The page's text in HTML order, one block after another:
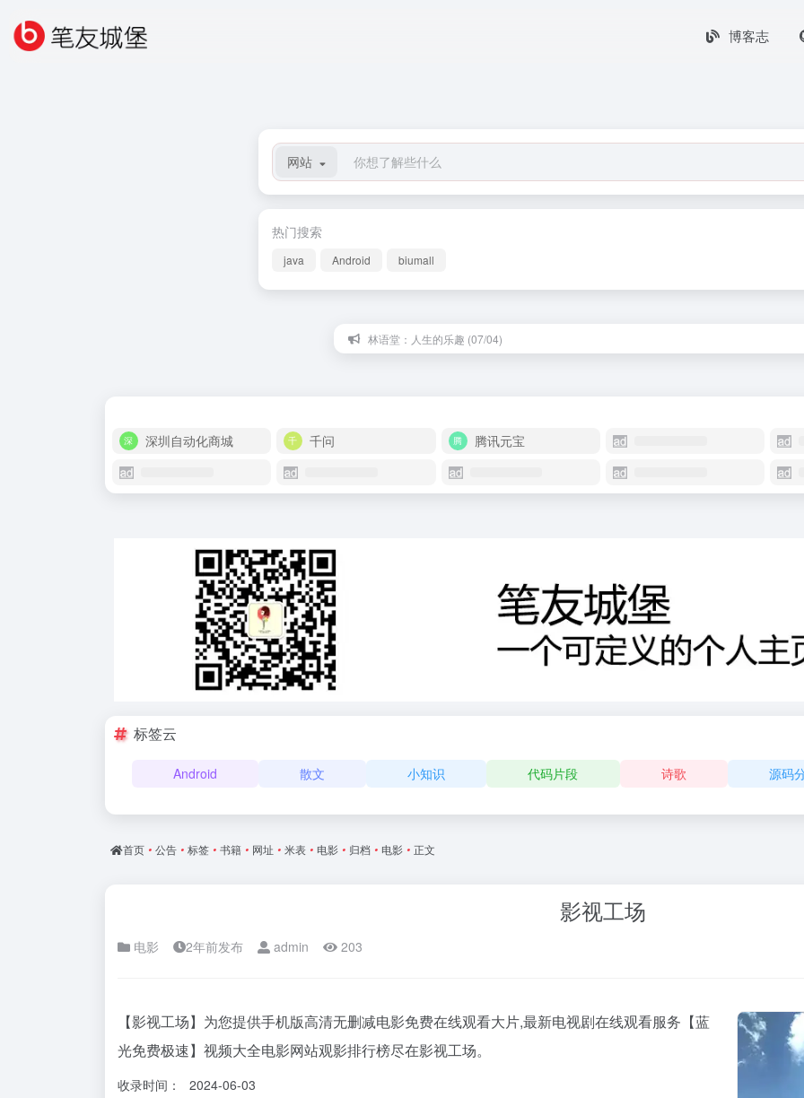
博客志
网站
热门搜索
java Android biumall
林语堂：人生的乐趣 (07/04)
深圳自动化商城 千问 腾讯元宝
标签云
Android 散文 小知识 代码片段 诗歌 源码
首页 • 公告 • 标签 • 书籍 • 网址 • 米表 • 电影 • 归档 • 电影 • 正文
影视工场
电影 2年前发布 admin 203
【影视工场】为您提供手机版高清无删减电影免费在线观看大片,最新电视剧在线观看服务【蓝
光免费极速】视频大全电影网站观影排行榜尽在影视工场。
收录时间： 2024-06-03